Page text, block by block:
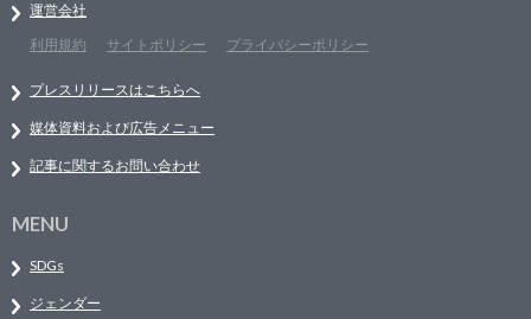
運営会社
利用規約
サイトポリシー プライバシーポリシー
プレスリリースはこちらへ
媒体資料および広告メニュー
記事に関するお問い合わせ
MENU
SDGs
ジェンダー